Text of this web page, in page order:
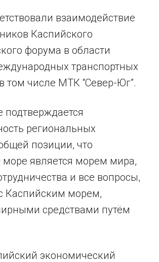
взаимодействие
Каспийского
форума в области
транспортных
том числе МТК “Север-Юг”.
подтверждается
региональных
позиции, что
море является морем мира,
и все вопросы,
Каспийским морем,
средствами путём
экономический